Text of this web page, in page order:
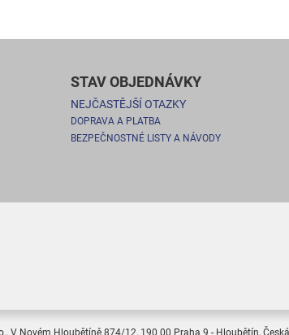
STAV OBJEDNÁVKY
NEJČASTĚJŠÍ OTAZKY
DOPRAVA A PLATBA
BEZPEČNOSTNÉ LISTY A NÁVODY